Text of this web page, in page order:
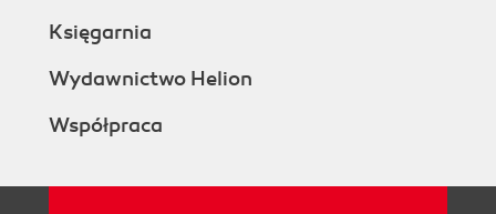
Księgarnia
Wydawnictwo Helion
Współpraca